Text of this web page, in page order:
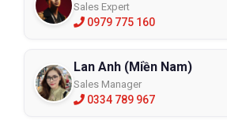
Sales Expert
0979 775 160
Lan Anh (Miền Nam)
Sales Manager
0334 789 967